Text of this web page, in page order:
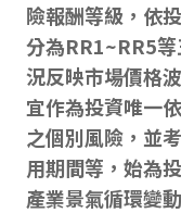
險報酬等級，依
分為RR1~RR5
況反映市場價格
宜作為投資唯一
之個別風險，並
用期間等，始為
產業景氣循環變